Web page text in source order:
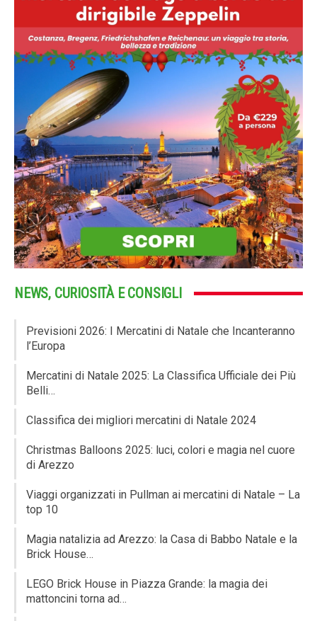
NEWS, CURIOSITÀ E CONSIGLI
Previsioni 2026: I Mercatini di Natale che Incanteranno
l’Europa
Mercatini di Natale 2025: La Classifica Ufficiale dei Più
Belli…
Classifica dei migliori mercatini di Natale 2024
Christmas Balloons 2025: luci, colori e magia nel cuore
di Arezzo
Viaggi organizzati in Pullman ai mercatini di Natale – La
top 10
Magia natalizia ad Arezzo: la Casa di Babbo Natale e la
Brick House…
LEGO Brick House in Piazza Grande: la magia dei
mattoncini torna ad…